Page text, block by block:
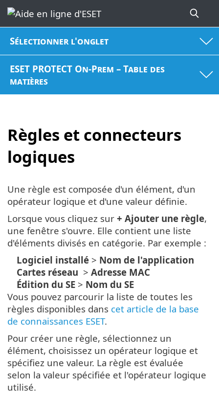
Sélectionner l'onglet
ESET PROTECT On-Prem – Table des
matières
Règles et connecteurs
logiques
Une règle est composée d'un élément, d'un
opérateur logique et d'une valeur définie.
Lorsque vous cliquez sur + Ajouter une règle,
une fenêtre s'ouvre. Elle contient une liste
d'éléments divisés en catégorie. Par exemple :
Logiciel installé > Nom de l'application
Cartes réseau > Adresse MAC
Édition du SE > Nom du SE
Vous pouvez parcourir la liste de toutes les
règles disponibles dans cet article de la base
de connaissances ESET.
Pour créer une règle, sélectionnez un
élément, choisissez un opérateur logique et
spécifiez une valeur. La règle est évaluée
selon la valeur spécifiée et l'opérateur logique
utilisé.